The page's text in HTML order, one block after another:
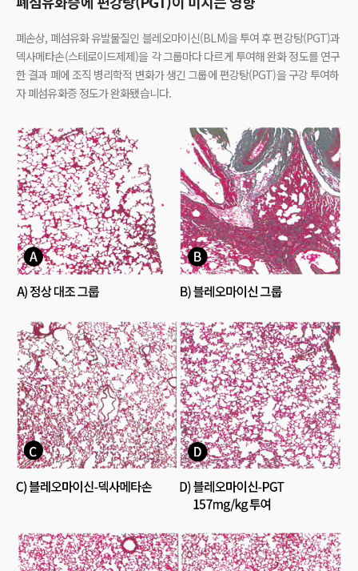
폐손상, 폐섬유화 유발물질인 블레오마이신(BLM)을 투여 후 편강탕(PGT)과
덱사메타손(스테로이드제제)을 각 그룹마다 다르게 투여해 완화 정도를 연구
한 결과 폐에 조직 병리학적 변화가 생긴 그룹에 편강탕(PGT)을 구강 투여하
자 폐섬유화증 정도가 완화됐습니다.